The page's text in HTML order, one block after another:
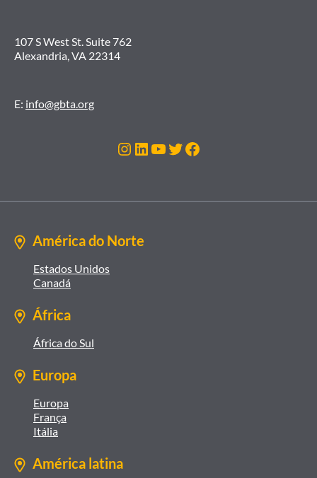
107 S West St. Suite 762
Alexandria, VA 22314
E: info@gbta.org
Instagram
LinkedIn
Youtube
Twitter
Facebook
América do Norte
Estados Unidos
Canadá
África
África do Sul
Europa
Europa
França
Itália
América latina